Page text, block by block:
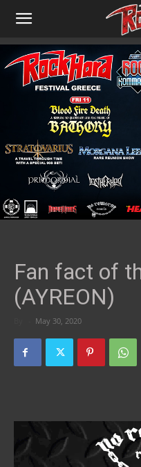
Fan fact of
(AYREON)
May 30, 2020